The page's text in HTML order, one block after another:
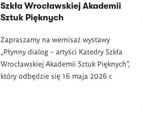
Szkła Wrocławskiej Akademii
Sztuk Pięknych
Zapraszamy na wernisaż wystawy
„Płynny dialog – artyści Katedry Szkła
Wrocławskiej Akademii Sztuk Pięknych”,
który odbędzie się 16 maja 2026 r.